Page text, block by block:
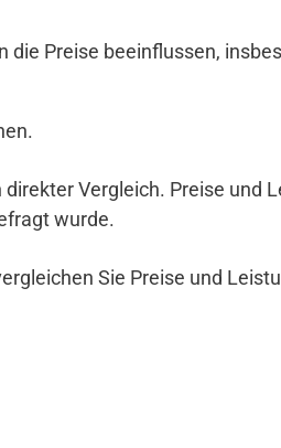
Preise beeinflussen,
Vergleich. Preise und
wurde.
Sie Preise und